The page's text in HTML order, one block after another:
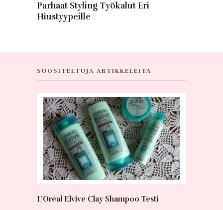
Parhaat Styling Työkalut Eri
Hiustyypeille
SUOSITELTUJA ARTIKKELEITA
L’Oreal Elvive Clay Shampoo Testi